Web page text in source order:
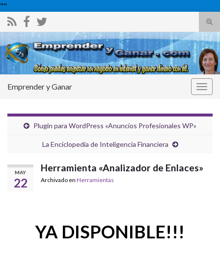
""
el
de
Search for:
Emprender y Ganar
Plugin para WordPress «Anuncios Profesionales WP»
La Enciclopedia de Inteligencia Financiera
MAY
22
Herramienta «Analizador de Enlaces»
Archivado en Herramientas
YA DISPONIBLE!!!